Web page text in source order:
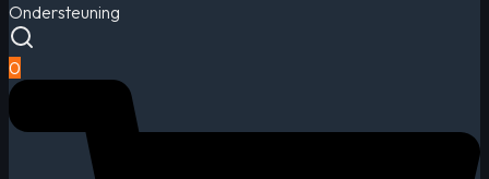
Ondersteuning
0